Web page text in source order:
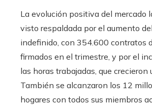
La evolución positiva del mercado
visto respaldada por el aumento
indefinido, con 354.600 contratos
firmados en el trimestre, y por el
las horas trabajadas, que crecieron
También se alcanzaron los 12
hogares con todos sus miembros